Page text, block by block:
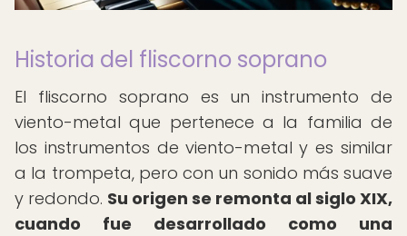
Historia del fliscorno soprano
El fliscorno soprano es un instrumento de
viento-metal que pertenece a la familia de
los instrumentos de viento-metal y es similar
a la trompeta, pero con un sonido más suave
y redondo. Su origen se remonta al siglo XIX,
cuando fue desarrollado como una